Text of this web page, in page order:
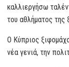
καλλιεργήσω
του αθλήματος
Ο Κύπριος
νέα γενιά, την